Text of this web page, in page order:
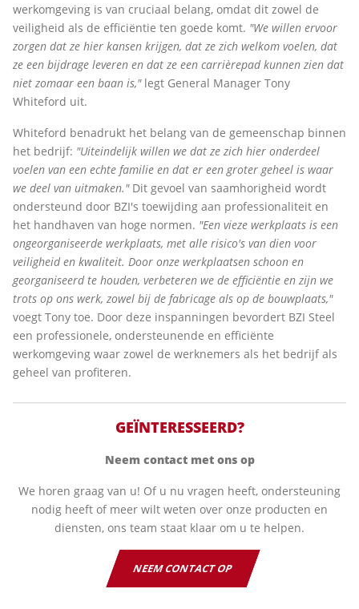
werkomgeving is van cruciaal belang, omdat dit zowel de
veiligheid als de efficiëntie ten goede komt. "We willen ervoor
zorgen dat ze hier kansen krijgen, dat ze zich welkom voelen, dat
ze een bijdrage leveren en dat ze een carrièrepad kunnen zien dat
niet zomaar een baan is,"legt General Manager Tony
Whiteford uit.
Whiteford benadrukt het belang van de gemeenschap binnen
het bedrijf: "Uiteindelijk willen we dat ze zich hier onderdeel
voelen van een echte familie en dat er een groter geheel is waar
we deel van uitmaken."Dit gevoel van saamhorigheid wordt
ondersteund door BZI's toewijding aan professionaliteit en
het handhaven van hoge normen. "Een vieze werkplaats is een
ongeorganiseerde werkplaats, met alle risico's van dien voor
veiligheid en kwaliteit. Door onze werkplaatsen schoon en
georganiseerd te houden, verbeteren we de efficiëntie en zijn we
trots op ons werk, zowel bij de fabricage als op de bouwplaats,"
voegt Tony toe. Door deze inspanningen bevordert BZI Steel
een professionele, ondersteunende en efficiënte
werkomgeving waar zowel de werknemers als het bedrijf als
geheel van profiteren.
GEÏNTERESSEERD?
Neem contact met ons op
We horen graag van u! Of u nu vragen heeft, ondersteuning
nodig heeft of meer wilt weten over onze producten en
diensten, ons team staat klaar om u te helpen.
NEEM CONTACT OP